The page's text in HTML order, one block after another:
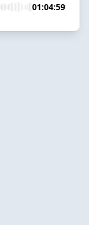
01:04:59